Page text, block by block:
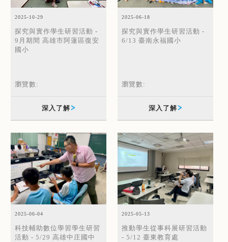
2025-10-29
探究與實作學生研習活動 -
9月期間 高雄市阿蓮區復安
國小
瀏覽數:
深入了解
2025-06-18
探究與實作學生研習活動 -
6/13 臺南永福國小
瀏覽數:
深入了解
2025-06-04
科技輔助數位學習學生研習
活動 - 5/29 高雄中庄國中
2025-05-13
推動學生從事科展研習活動
- 5/12 臺東教育處